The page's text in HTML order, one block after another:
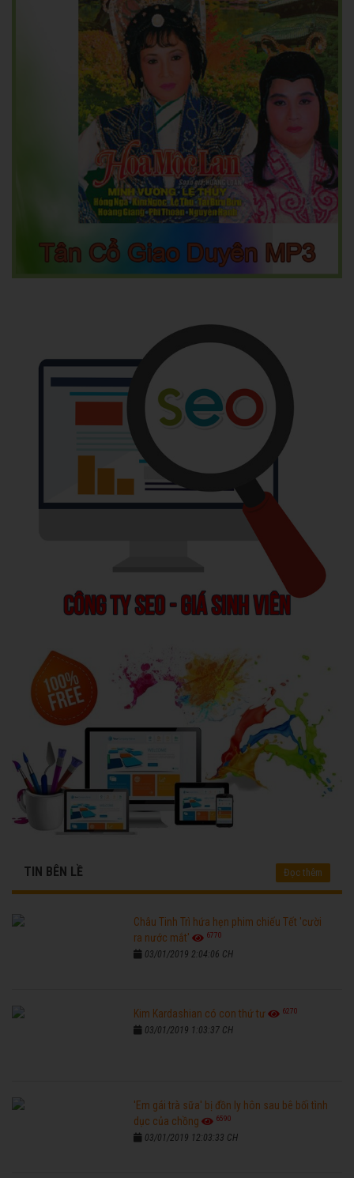
TIN BÊN LỀ Đọc thêm
Châu Tinh Trì hứa hẹn phim chiếu Tết 'cười
ra nước mắt'
6770
03/01/2019 2:04:06 CH
Kim Kardashian có con thứ tư 6270
03/01/2019 1:03:37 CH
'Em gái trà sữa' bị đồn ly hôn sau bê bối tình
dục của chồng
6590
03/01/2019 12:03:33 CH